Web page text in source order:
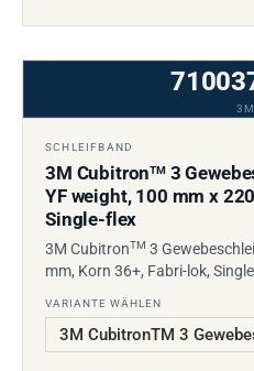
3M
SCHLEIFBAND
3M CubitronTM3
YF weight, 100 mm x
Single-flex
3M CubitronTM 3
mm, Korn 36+, Fabri-lok,
VARIANTE WÄHLEN